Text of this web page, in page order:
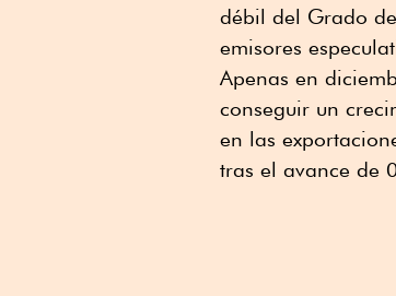
débil del Grado
emisores
Apenas en
conseguir un
en las
tras el avance de